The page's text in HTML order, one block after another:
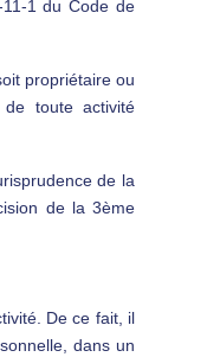
1 du Code de
propriétaire ou
de toute activité
de la
de la 3ème
De ce fait, il
dans un